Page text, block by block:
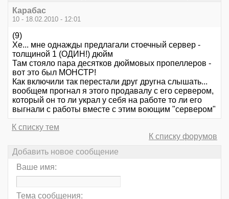
Карабас
10 - 18.02.2010 - 12:01
(9)
Хе... мне однажды предлагали стоечный сервер -
толщиной 1 (ОДИН!) дюйм
Там стояло пара десятков дюймовых пропеллеров -
вот это был МОНСТР!
Как включили так перестали друг другна слышать...
вообщем прогнал я этого продавалу с его сервером,
который он то ли украл у себя на работе то ли его
выгнали с работы вместе с этим воющим "сервером"
К списку тем
К списку форумов
Добавить новое сообщение
Ваше имя:
Тема сообщения: